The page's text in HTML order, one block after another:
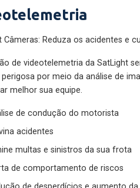
Câmeras: Reduza os acidentes e
de videotelemetria da SatLight
perigosa por meio da análise de
melhor sua equipe.
de condução do motorista
acidentes
multas e sinistros da sua frota
de comportamento de riscos
de desperdícios e aumento